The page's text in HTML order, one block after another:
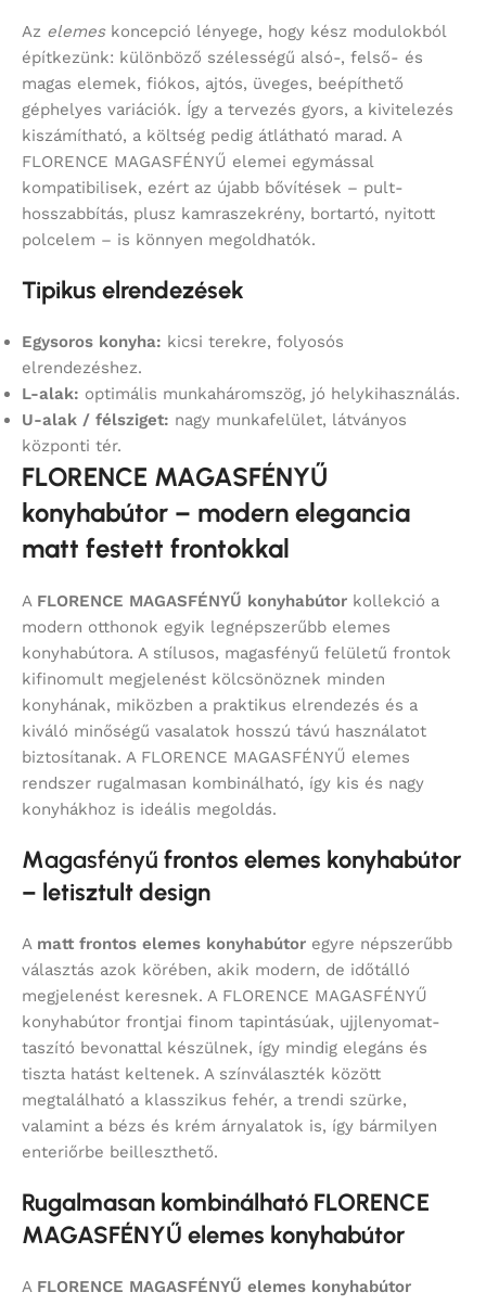
Az elemeskoncepció lényege, hogy kész modulokból
építkezünk: különböző szélességű alsó-, felső- és
magas elemek, fiókos, ajtós, üveges, beépíthető
géphelyes variációk. Így a tervezés gyors, a kivitelezés
kiszámítható, a költség pedig átlátható marad. A
FLORENCE MAGASFÉNYŰ elemei egymással
kompatibilisek, ezért az újabb bővítések – pult-
hosszabbítás, plusz kamraszekrény, bortartó, nyitott
polcelem – is könnyen megoldhatók.
Tipikus elrendezések
Egysoros konyha: kicsi terekre, folyosós
elrendezéshez.
L-alak: optimális munkaháromszög, jó helykihasználás.
U-alak / félsziget: nagy munkafelület, látványos
központi tér.
FLORENCE MAGASFÉNYŰ
konyhabútor – modern elegancia
matt festett frontokkal
A FLORENCE MAGASFÉNYŰ konyhabútor kollekció a
modern otthonok egyik legnépszerűbb elemes
konyhabútora. A stílusos, magasfényű felületű frontok
kifinomult megjelenést kölcsönöznek minden
konyhának, miközben a praktikus elrendezés és a
kiváló minőségű vasalatok hosszú távú használatot
biztosítanak. A FLORENCE MAGASFÉNYŰ elemes
rendszer rugalmasan kombinálható, így kis és nagy
konyhákhoz is ideális megoldás.
Magasfényű frontos elemes konyhabútor
– letisztult design
A matt frontos elemes konyhabútor egyre népszerűbb
választás azok körében, akik modern, de időtálló
megjelenést keresnek. A FLORENCE MAGASFÉNYŰ
konyhabútor frontjai finom tapintásúak, ujjlenyomat-
taszító bevonattal készülnek, így mindig elegáns és
tiszta hatást keltenek. A színválaszték között
megtalálható a klasszikus fehér, a trendi szürke,
valamint a bézs és krém árnyalatok is, így bármilyen
enteriőrbe beilleszthető.
Rugalmasan kombinálható FLORENCE
MAGASFÉNYŰ elemes konyhabútor
A FLORENCE MAGASFÉNYŰ elemes konyhabútor